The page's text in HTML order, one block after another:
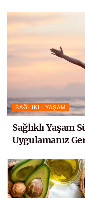
SAĞLIKLI YAŞAM
Sağlıklı Yaşam
Uygulamanız